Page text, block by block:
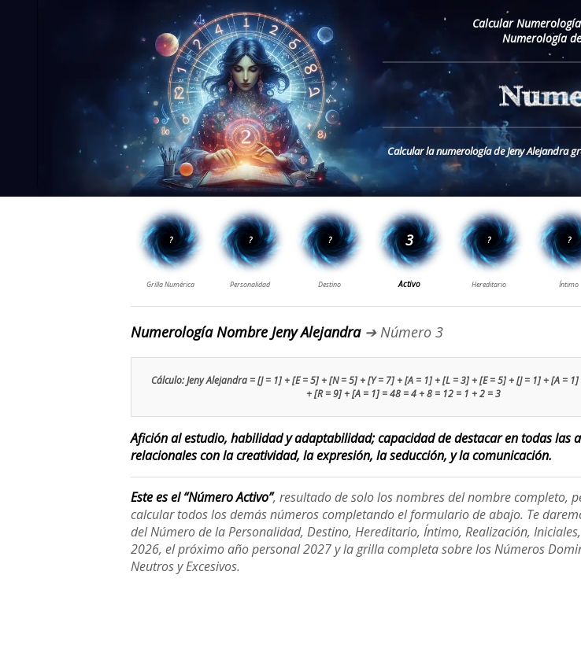
Calcular
Numerología
Calcular la numerología de Jeny Alejandra
Numerología Nombre Jeny Alejandra➔ Número 3
Cálculo: Jeny Alejandra = [J = 1] + [E = 5] + [N = 5] + [Y = 7] + [A = 1] + [L = 3] + [E = 5] + [J = 1] + [A =
+ [R = 9] + [A = 1] = 48 = 4 + 8 = 12 = 1 + 2 = 3
Afición al estudio, habilidad y adaptabilidad; capacidad de destacar en todas las
relacionales con la creatividad, la expresión, la seducción, y la comunicación.
Este es el “Número Activo”, resultado de solo los nombres del nombre completo,
calcular todos los demás números completando el formulario de abajo. Te
del Número de la Personalidad, Destino, Hereditario, Íntimo, Realización,
2026, el próximo año personal 2027 y la grilla completa sobre los Números
Neutros y Excesivos.